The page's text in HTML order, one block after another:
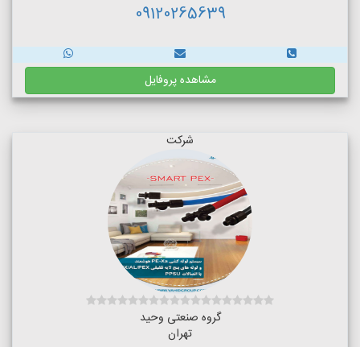
09120265639
مشاهده پروفایل
شرکت
گروه صنعتی وحید
تهران